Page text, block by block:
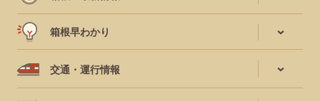
箱根早わかり
交通・運行情報